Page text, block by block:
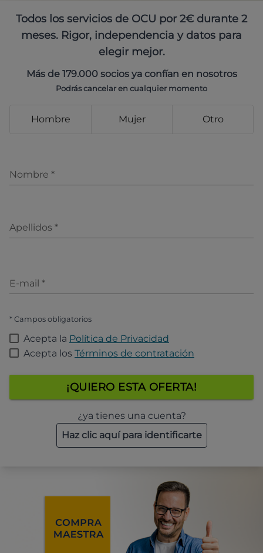
Todos los servicios de OCU por 2€ durante 2
meses. Rigor, independencia y datos para
elegir mejor.
Más de 179.000 socios ya confían en nosotros
Podrás cancelar en cualquier momento
Hombre Mujer Otro
Nombre *
Apellidos *
E-mail *
* Campos obligatorios
Acepta la Política de Privacidad
Acepta los Términos de contratación
¡QUIERO ESTA OFERTA!
¿ya tienes una cuenta?
Haz clic aquí para identificarte